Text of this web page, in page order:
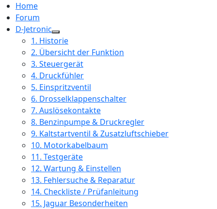
Home
Forum
D-Jetronic
1. Historie
2. Übersicht der Funktion
3. Steuergerät
4. Druckfühler
5. Einspritzventil
6. Drosselklappenschalter
7. Auslösekontakte
8. Benzinpumpe & Druckregler
9. Kaltstartventil & Zusatzluftschieber
10. Motorkabelbaum
11. Testgeräte
12. Wartung & Einstellen
13. Fehlersuche & Reparatur
14. Checkliste / Prüfanleitung
15. Jaguar Besonderheiten